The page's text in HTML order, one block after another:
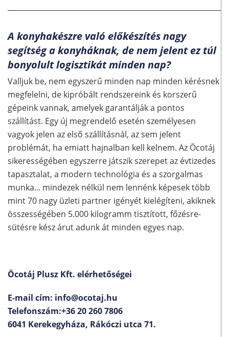
A konyhakészre való előkészítés nagy
segítség a konyháknak, de nem jelent ez túl
bonyolult logisztikát minden nap?
Valljuk be, nem egyszerű minden nap minden kérésnek
megfelelni, de kipróbált rendszereink és korszerű
gépeink vannak, amelyek garantálják a pontos
szállítást. Egy új megrendelő esetén személyesen
vagyok jelen az első szállításnál, az sem jelent
problémát, ha emiatt hajnalban kell kelnem. Az Öcotáj
sikerességében egyszerre játszik szerepet az évtizedes
tapasztalat, a modern technológia és a szorgalmas
munka... mindezek nélkül nem lennénk képesek több
mint 70 nagy üzleti partner igényét kielégíteni, akiknek
összességében 5.000 kilogramm tisztított, főzésre-
sütésre kész árut adunk át minden egyes nap.
Öcotáj Plusz Kft. elérhetőségei
E-mail cím: info@ocotaj.hu
Telefonszám:+36 20 260 7806
6041 Kerekegyháza, Rákóczi utca 71.